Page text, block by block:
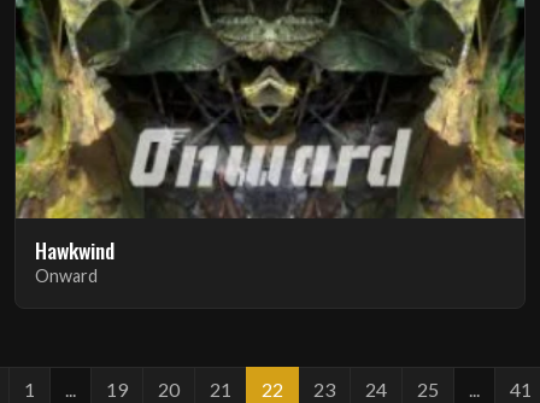
Hawkwind
Onward
1 19 20 21 22 23 24 25 41